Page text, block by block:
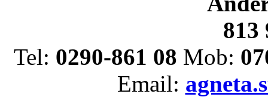
813
Tel: 0290-861 08 Mob:
Email: